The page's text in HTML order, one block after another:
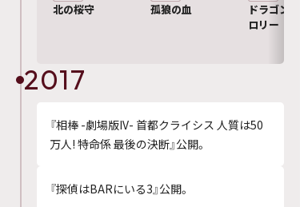
北の桜守 孤狼の血
ドラゴンボ
ロリー
2017
『相棒 -劇場版IV- 首都クライシス 人質は50
万人! 特命係 最後の決断』公開。
『探偵はBARにいる3』公開。